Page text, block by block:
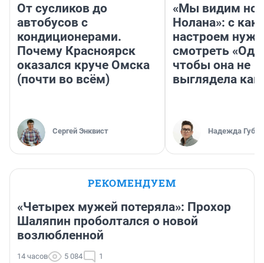
От сусликов до
автобусов с
кондиционерами.
Почему Красноярск
оказался круче Омска
(почти во всём)
Сергей Энквист
«Мы видим
Нолана»: с
настроем
смотреть
чтобы она не
выглядела как
Надежда
РЕКОМЕНДУЕМ
«Четырех мужей потеряла»: Прохор
Шаляпин проболтался о новой
возлюбленной
14 часов 5 084 1